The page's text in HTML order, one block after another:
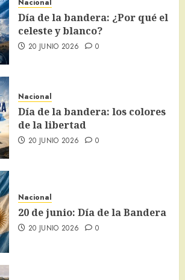
Nacional
Día de la bandera: ¿Por qué el
celeste y blanco?
20 JUNIO 2026 0
Nacional
Día de la bandera: los colores
de la libertad
20 JUNIO 2026 0
Nacional
20 de junio: Día de la Bandera
20 JUNIO 2026 0